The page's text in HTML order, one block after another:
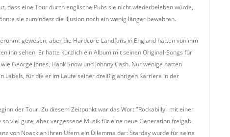
dass eine Tour durch englische Pubs sie nicht wiederbeleben würde,
sie zumindest die Illusion noch ein wenig länger bewahren.
gewesen, aber die Hardcore-Landfans in England hatten von ihm
ihn sehen. Er hatte kürzlich ein Album mit seinen Original-Songs für
George Jones, Hank Snow und Johnny Cash. Nur wenige hatten
Labels, für die er im Laufe seiner dreißigjährigen Karriere in der
der Tour. Zu diesem Zeitpunkt war das Wort "Rockabilly" mit einer
viel gute, aber vergessene Musik für eine neue Generation freigab
von Noack an ihren Ufern ein Dilemma dar: Starday wurde für seine